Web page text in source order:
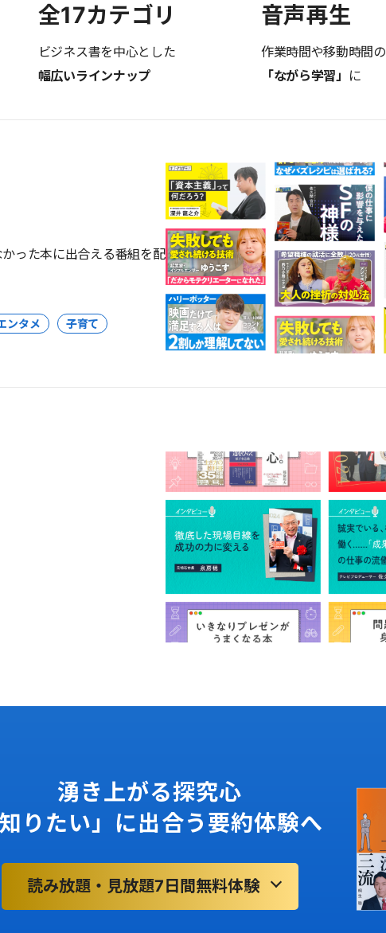
全17カテゴリ
ビジネス書を中心とした
幅広いラインナップ
音声再生
作業時間や移動時間の
「ながら学習」 に
った本に出合える番組を配
ンタメ 子育て
湧き上がる探究心
知りたい」に出合う要約体験へ
読み放題・見放題7日間無料体験